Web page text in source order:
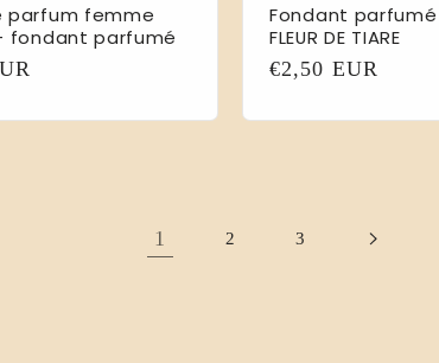
parfum femme
- fondant parfumé
Fondant
FLEUR DE TIARE
Prix
€2,50 EUR
1 2 3